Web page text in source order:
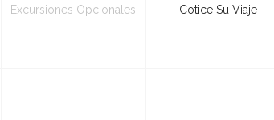
Excursiones Opcionales Cotice Su Viaje